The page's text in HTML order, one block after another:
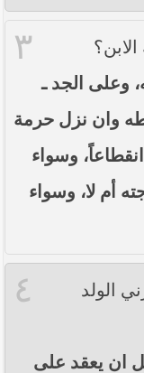
٣
وعلى الجد ـ
وان نزل حرمة
وسواء
أم لا، وسواء
٤
الولد
ان يعقد على